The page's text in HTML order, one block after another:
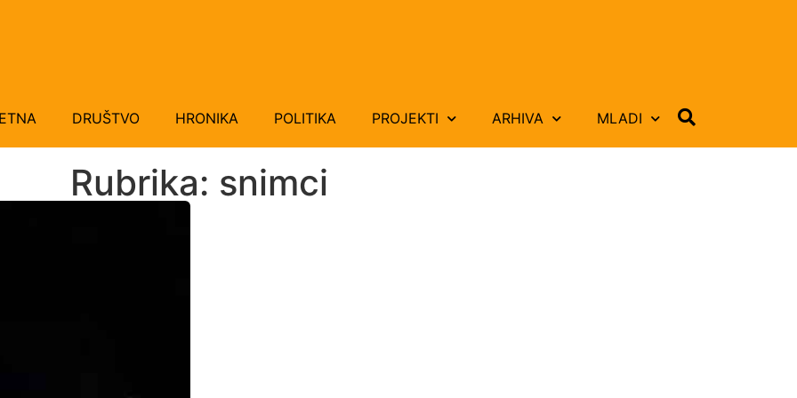
DRUŠTVO HRONIKA POLITIKA PROJEKTI ARHIVA MLADI
Rubrika: snimci